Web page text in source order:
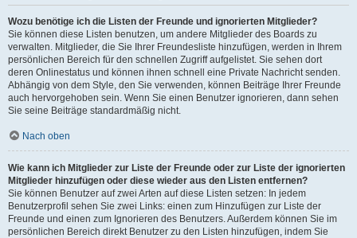
Wozu benötige ich die Listen der Freunde und ignorierten Mitglieder?
Sie können diese Listen benutzen, um andere Mitglieder des Boards zu
verwalten. Mitglieder, die Sie Ihrer Freundesliste hinzufügen, werden in Ihrem
persönlichen Bereich für den schnellen Zugriff aufgelistet. Sie sehen dort
deren Onlinestatus und können ihnen schnell eine Private Nachricht senden.
Abhängig von dem Style, den Sie verwenden, können Beiträge Ihrer Freunde
auch hervorgehoben sein. Wenn Sie einen Benutzer ignorieren, dann sehen
Sie seine Beiträge standardmäßig nicht.
Nach oben
Wie kann ich Mitglieder zur Liste der Freunde oder zur Liste der ignorierten
Mitglieder hinzufügen oder diese wieder aus den Listen entfernen?
Sie können Benutzer auf zwei Arten auf diese Listen setzen: In jedem
Benutzerprofil sehen Sie zwei Links: einen zum Hinzufügen zur Liste der
Freunde und einen zum Ignorieren des Benutzers. Außerdem können Sie im
persönlichen Bereich direkt Benutzer zu den Listen hinzufügen, indem Sie